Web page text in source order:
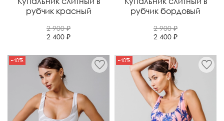
рубчик красный
2 900 ₽
2 400 ₽
рубчик бордовый
2 900 ₽
2 400 ₽
-40% -40%